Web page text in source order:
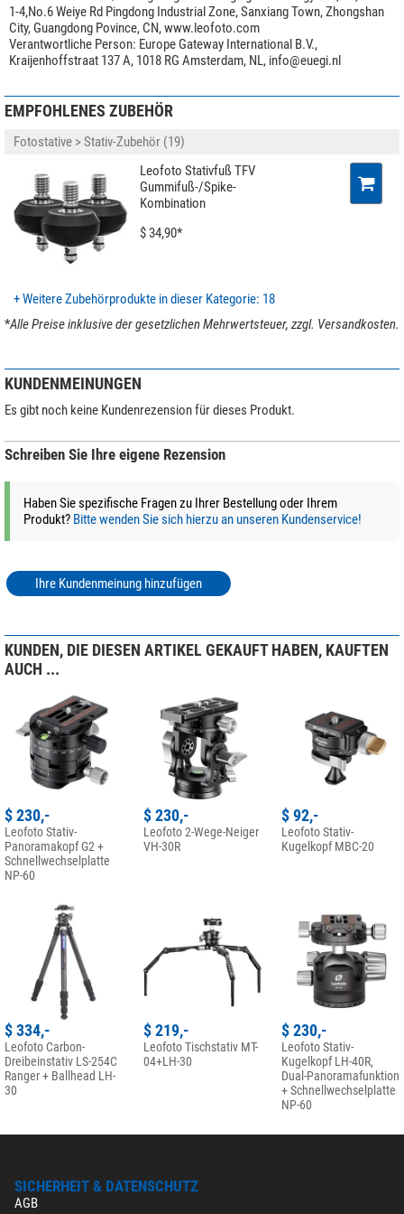
100% Carbon
Alle Carbon-Stativbeine von Leofoto werden aus
Material hergestellt. Dies verspricht eine hohe Stabilität bei
und darüber hinaus für hohe Korrossionsbeständigkeit.
Für die Metallteile verwendet Leofoto die hochwertige
6061-T6 Aluminium-
Legierungmit Magnesium und Silizium als Legierungsbestandteile. Dieses
korrosionsbeständige Material zeichnet sich durch hohe Festigkeit und gute
Zähigkeit aus. Die Streckgrenze ist vergleichbar mit Baustahl. Alle Teile
werden auf modernsten
keine Kompromisse!
Tipp:Entdecken Sie unseren Magazinbeitrag
Stativeund lassen Sie sich von den Expertentipps inspirieren, um das
(Stefan Taube)
Stativfuß
Gummifuß/Spike-Kombination
Anwendungsgebiete
Foto
Mittelsäule
nein
Stativkopf im Lieferumfang
Schnellkupplungsplatte
Panorama Skala
ja
Transporttasche im Lieferumfang
ja
Videoneiger
Allgemein
Farbe
blau (blue)
1-4,No.6 Weiye Rd Pingdong Industrial Zone, Sanxiang Town, Zhongshan
City, Guangdong Povince, CN, www.leofoto.com
Verantwortliche Person: Europe Gateway International B.V.,
Kraijenhoffstraat 137 A, 1018 RG Amsterdam, NL, info@euegi.nl
EMPFOHLENES ZUBEHÖR
Fotostative > Stativ-Zubehör (19)
Leofoto Stativfuß TFV
Gummifuß-/Spike-
Kombination
$ 34,90*
+ Weitere Zubehörprodukte in dieser Kategorie: 18
*Alle Preise inklusive der gesetzlichen Mehrwertsteuer, zzgl. Versandkosten.
KUNDENMEINUNGEN
Es gibt noch keine Kundenrezension für dieses Produkt.
Schreiben Sie Ihre eigene Rezension
Haben Sie spezifische Fragen zu Ihrer Bestellung oder Ihrem
Produkt? Bitte wenden Sie sich hierzu an unseren Kundenservice!
Ihre Kundenmeinung hinzufügen
KUNDEN, DIE DIESEN ARTIKEL GEKAUFT HABEN, KAUFTEN
AUCH ...
$ 230,-
Leofoto Stativ-
Panoramakopf G2 +
Schnellwechselplatte
NP-60
$ 230,-
Leofoto 2-Wege-Neiger
VH-30R
$ 92,-
Leofoto Stativ-
Kugelkopf MBC-20
$ 334,-
Leofoto Carbon-
Dreibeinstativ LS-254C
Ranger + Ballhead LH-
30
$ 219,-
Leofoto Tischstativ MT-
04+LH-30
$ 230,-
Leofoto Stativ-
Kugelkopf LH-40R,
Dual-Panoramafunktion
+ Schnellwechselplatte
NP-60
SICHERHEIT & DATENSCHUTZ
AGB